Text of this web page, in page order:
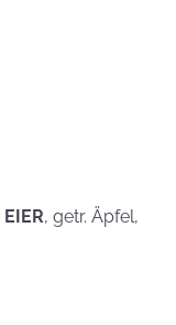
EIER, getr. Äpfel,